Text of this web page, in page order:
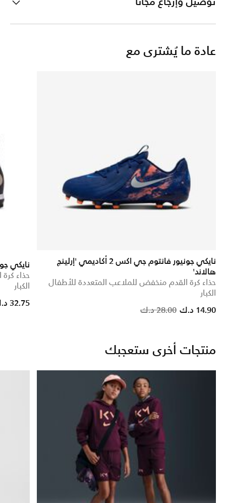
عادة ما يُشترى مع
نايكي جونيور فانتوم جي اكس 2 أكاديمي 'إرلينج
هالاند'
حذاء كرة القدم منخفض للملاعب المتعددة للأطفال
الكبار
Price reduced from28.00 د.ك 14.90 د.ك
نايكي جونيور
حذاء
الكبار
32.75 د.ك
منتجات أخرى ستعجبك